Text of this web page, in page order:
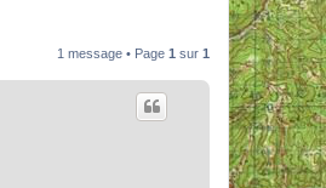
1 message • Page 1 sur 1